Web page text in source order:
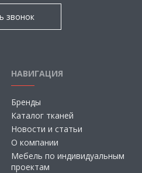
звонок
НАВИГАЦИЯ
Бренды
Каталог тканей
Новости и статьи
О компании
Мебель по индивидуальным
проектам